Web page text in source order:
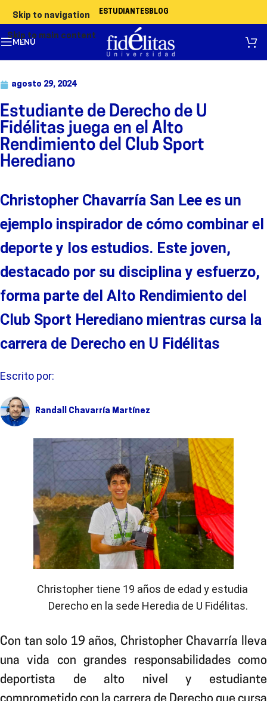
Skip to navigation
Skip to main content
ESTUDIANTESBLOG
MENÚ
agosto 29, 2024
Estudiante de Derecho de U
Fidélitas juega en el Alto
Rendimiento del Club Sport
Herediano
Christopher Chavarría San Lee es un
ejemplo inspirador de cómo combinar el
deporte y los estudios. Este joven,
destacado por su disciplina y esfuerzo,
forma parte del Alto Rendimiento del
Club Sport Herediano mientras cursa la
carrera de Derecho en U Fidélitas
Escrito por:
Randall Chavarría Martínez
Christopher tiene 19 años de edad y estudia
Derecho en la sede Heredia de U Fidélitas.
Con tan solo 19 años, Christopher Chavarría lleva
una vida con grandes responsabilidades como
deportista de alto nivel y estudiante